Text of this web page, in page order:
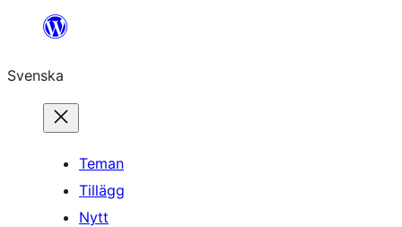
Hoppa
innehåll
Svenska
Teman
Tillägg
Nytt